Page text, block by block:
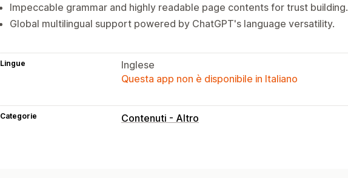
Impeccable grammar and highly readable page contents for trust building.
Global multilingual support powered by ChatGPT's language versatility.
Lingue
Inglese
Questa app non è disponibile in Italiano
Categorie Contenuti - Altro